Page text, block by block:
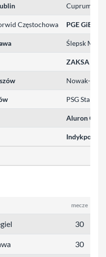
Cuprum
Częstochowa PGE GiEK
Ślepsk
ZAKSA
Nowak-
PSG Stal
Aluron
Indykpol
mecze
30
30